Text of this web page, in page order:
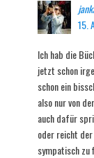
15.
Ich hab die
jetzt schon
schon ein
also nur von
auch dafür
oder reicht der
sympatisch zu